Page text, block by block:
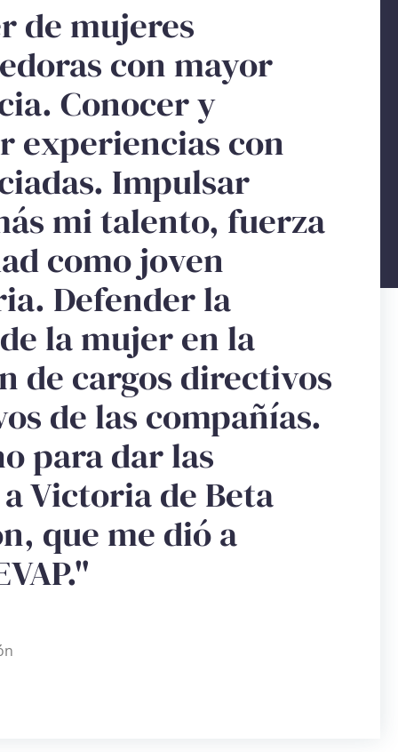
de mujeres
con mayor
Conocer y
experiencias con
Impulsar
mi talento, fuerza
como joven
Defender la
la mujer en la
de cargos directivos
de las compañías.
para dar las
a Victoria de Beta
que me dió a